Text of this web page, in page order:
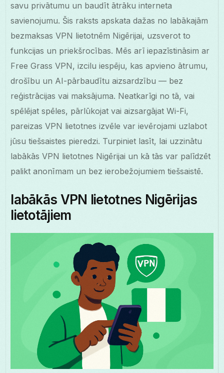
savu privātumu un baudīt ātrāku interneta
savienojumu. Šis raksts apskata dažas no labākajām
bezmaksas VPN lietotnēm Nigērijai, uzsverot to
funkcijas un priekšrocības. Mēs arī iepazīstināsim ar
Free Grass VPN, izcilu iespēju, kas apvieno ātrumu,
drošību un AI-pārbaudītu aizsardzību — bez
reģistrācijas vai maksājuma. Neatkarīgi no tā, vai
spēlējat spēles, pārlūkojat vai aizsargājat Wi-Fi,
pareizas VPN lietotnes izvēle var ievērojami uzlabot
jūsu tiešsaistes pieredzi. Turpiniet lasīt, lai uzzinātu
labākās VPN lietotnes Nigērijai un kā tās var palīdzēt
palikt anonīmam un bez ierobežojumiem tiešsaistē.
labākās VPN lietotnes Nigērijas
lietotājiem